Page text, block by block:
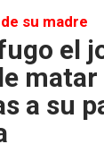
su madre
el
matar
a su